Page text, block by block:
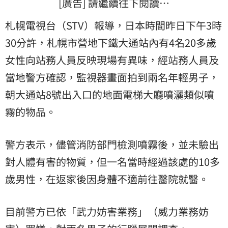
札幌電視台（STV）報導，日本時間昨日下午3時
30分許，札幌市營地下鐵大通站內有4名20多歲
女性向站務人員反映現場有異味，經站務人員及
當地警方確認，監視器畫面拍到兩名年輕男子，
朝大通站8號出入口的地面電梯大廳噴灑類似噴
霧的物品。
警方表示，儘管消防部門檢測噴霧後，並未驗出
對人體有害的物質，但一名當時經過該處的10多
歲男性，在返家後因身體不適前往醫院就醫。
目前警方已依「武力妨害業務」（威力業務妨